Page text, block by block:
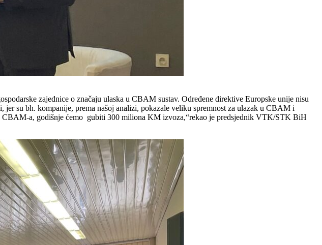
zajednice o značaju ulaska u CBAM sustav. Određene direktive Europske unije nisu
su bh. kompanije, prema našoj analizi, pokazale veliku spremnost za ulazak u CBAM i
CBAM-a, godišnje ćemo gubiti 300 miliona KM izvoza,“rekao je predsjednik VTK/STK BiH